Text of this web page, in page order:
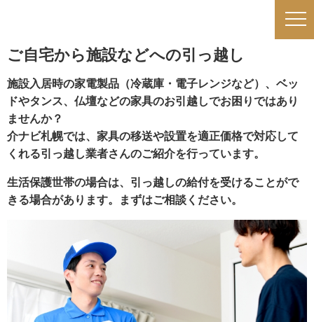
ご自宅から施設などへの引っ越し
施設入居時の家電製品（冷蔵庫・電子レンジなど）、ベッ
ドやタンス、仏壇などの家具のお引越しでお困りではあり
ませんか？
介ナビ札幌では、家具の移送や設置を適正価格で対応して
くれる引っ越し業者さんのご紹介を行っています。
生活保護世帯の場合は、引っ越しの給付を受けることがで
きる場合があります。まずはご相談ください。